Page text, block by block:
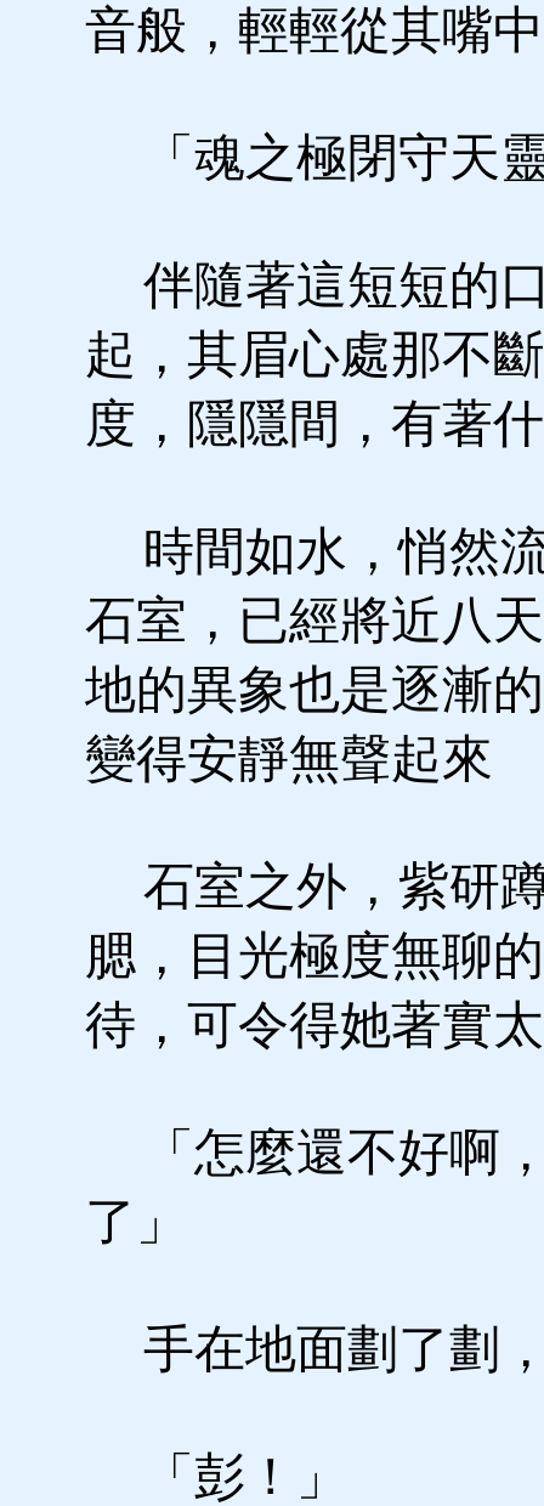
音般，輕輕從其嘴
「魂之極閉守天
伴隨著這短短的
起，其眉心處那不
度，隱隱間，有著
時間如水，悄然
石室，已經將近八
地的異象也是逐漸
變得安靜無聲起來
石室之外，紫研
腮，目光極度無聊
待，可令得她著實
「怎麼還不好啊
了」
手在地面劃了劃
「彭！」